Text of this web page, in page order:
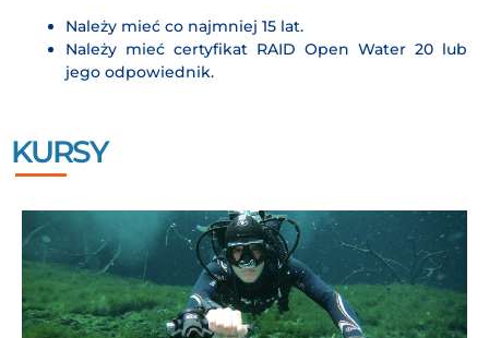
Należy mieć co najmniej 15 lat.
Należy mieć certyfikat RAID Open Water 20 lub
jego odpowiednik.
KURSY